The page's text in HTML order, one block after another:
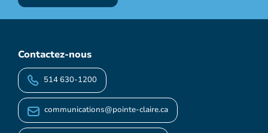
Contactez-nous
514 630-1200
communications@pointe-claire.ca